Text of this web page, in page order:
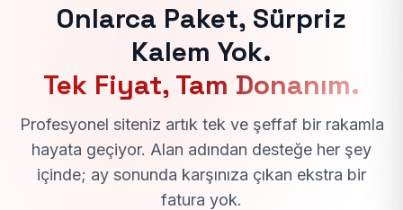
Onlarca Paket, Sürpriz
Kalem Yok.
Tek Fiyat, Tam Donanım.
Profesyonel siteniz artık tek ve şeffaf bir rakamla
hayata geçiyor. Alan adından desteğe her şey
içinde; ay sonunda karşınıza çıkan ekstra bir
fatura yok.